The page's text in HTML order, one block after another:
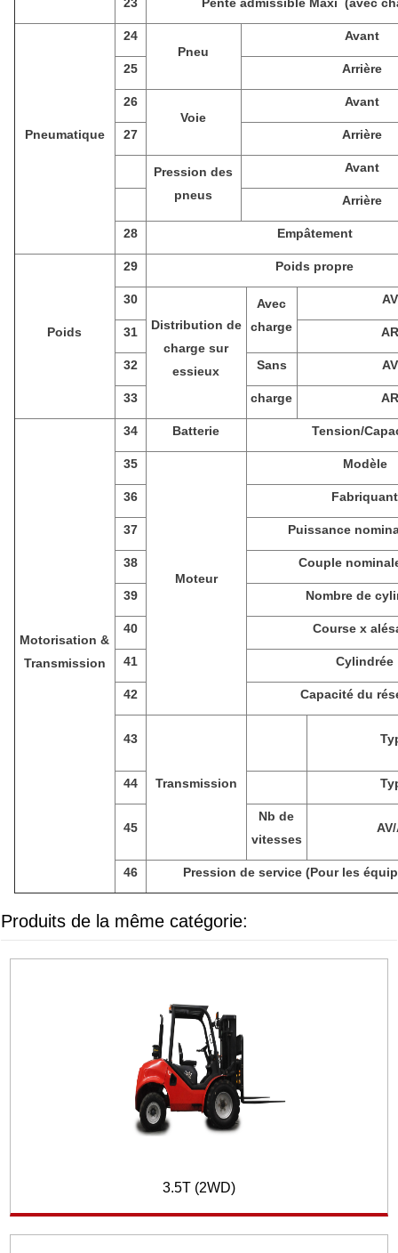
23 Pente admissible Maxi (avec
Pneumatique
24
Pneu
Avant
25 Arrière
26
Voie
Avant
27 Arrière
Pression des
pneus
Avant
Arrière
28 Empâtement
Poids
29 Poids propre
30
Distribution de
charge sur
essieux
Avec
charge
AV
31
32 Sans AV
33 charge
Motorisation &
Transmission
34 Batterie Tension/
35
Moteur
Modèle
36 Fabriquant
37 Puissance
38 Couple
39 Nombre de
40 Course x
41 Cylindrée
42 Capacité du
43
Transmission
44
45
Nb de
vitesses
46 Pression de service (Pour les
Produits de la même catégorie:
3.5T (2WD)